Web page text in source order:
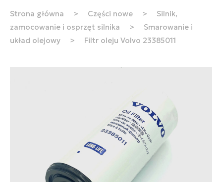
Strona główna > Części nowe >
Silnik,
zamocowanie i osprzęt silnika
>
Smarowanie i
układ olejowy
> Filtr oleju Volvo 23385011